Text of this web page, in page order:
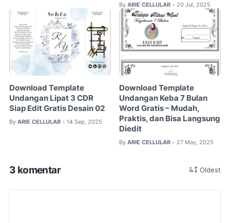
By ARIE CELLULAR • 20 Jul, 2025
Download Template
Undangan Lipat 3 CDR
Siap Edit Gratis Desain 02
By ARIE CELLULAR • 14 Sep, 2025
Download Template
Undangan Keba 7 Bulan
Word Gratis – Mudah,
Praktis, dan Bisa Langsung
Diedit
By ARIE CELLULAR • 27 May, 2025
3 komentar Oldest